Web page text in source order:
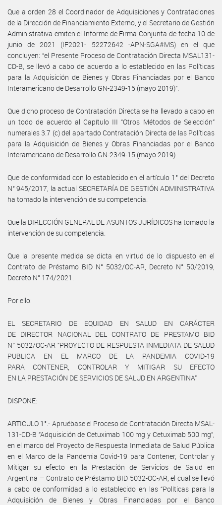
Que a orden 28 el Coordinador de Adquisiciones y Contrataciones
de la Dirección de Financiamiento Externo, y el Secretario de Gestión
Administrativa emiten el Informe de Firma Conjunta de fecha 10 de
junio de 2021 (IF2021- 52272642 -APN-SGA#MS) en el que
concluyen: “el Presente Proceso de Contratación Directa MSAL131-
CD-B, se llevó a cabo de acuerdo a lo establecido en las Políticas
para la Adquisición de Bienes y Obras Financiadas por el Banco
Interamericano de Desarrollo GN-2349-15 (mayo 2019)”.
Que dicho proceso de Contratación Directa se ha llevado a cabo en
un todo de acuerdo al Capítulo III “Otros Métodos de Selección”
numerales 3.7 (c) del apartado Contratación Directa de las Políticas
para la Adquisición de Bienes y Obras Financiadas por el Banco
Interamericano de Desarrollo GN-2349-15 (mayo 2019).
Que de conformidad con lo establecido en el artículo 1° del Decreto
N° 945/2017, la actual SECRETARÍA DE GESTIÓN ADMINISTRATIVA
ha tomado la intervención de su competencia.
Que la DIRECCIÓN GENERAL DE ASUNTOS JURÍDICOS ha tomado la
intervención de su competencia.
Que la presente medida se dicta en virtud de lo dispuesto en el
Contrato de Préstamo BID N° 5032/OC-AR, Decreto N° 50/2019,
Decreto N° 174/2021.
Por ello:
EL SECRETARIO DE EQUIDAD EN SALUD EN CARÁCTER
DE DIRECTOR NACIONAL DEL CONTRATO DE PRESTAMO BID
N° 5032/OC-AR “PROYECTO DE RESPUESTA INMEDIATA DE SALUD
PUBLICA EN EL MARCO DE LA PANDEMIA COVID-19
PARA CONTENER, CONTROLAR Y MITIGAR SU EFECTO
EN LA PRESTACIÓN DE SERVICIOS DE SALUD EN ARGENTINA”
DISPONE:
ARTICULO 1°.- Apruébase el Proceso de Contratación Directa MSAL-
131-CD-B “Adquisición de Cetuximab 100 mg y Cetuximab 500 mg”,
en el marco del Proyecto de Respuesta Inmediata de Salud Pública
en el Marco de la Pandemia Covid-19 para Contener, Controlar y
Mitigar su efecto en la Prestación de Servicios de Salud en
Argentina – Contrato de Préstamo BID 5032-OC-AR, el cual se llevó
a cabo de conformidad a lo establecido en las “Políticas para la
Adquisición de Bienes y Obras Financiadas por el Banco